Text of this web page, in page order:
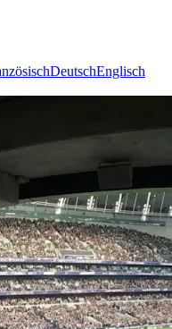
DeutschEnglisch